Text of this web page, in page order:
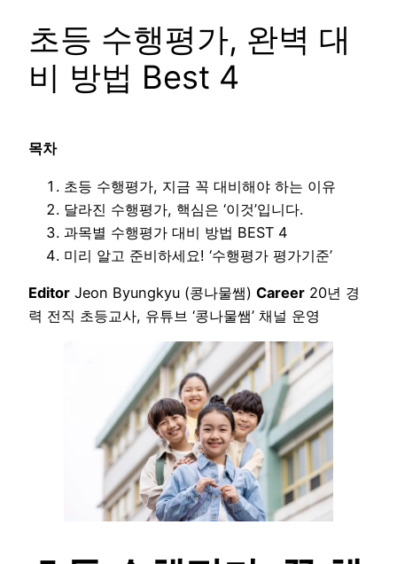
초등 수행평가, 완벽 대
비 방법 Best 4
목차
초등 수행평가, 지금 꼭 대비해야 하는 이유
달라진 수행평가, 핵심은 ‘이것’입니다.
과목별 수행평가 대비 방법 BEST 4
미리 알고 준비하세요! ‘수행평가 평가기준’
Editor Jeon Byungkyu (콩나물쌤) Career 20년 경
력 전직 초등교사, 유튜브 ‘콩나물쌤’ 채널 운영